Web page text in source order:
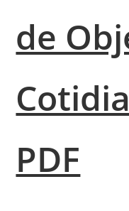
de
PDF